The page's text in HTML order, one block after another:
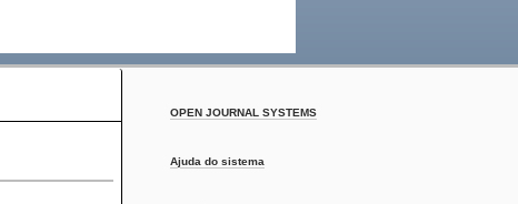
OPEN JOURNAL SYSTEMS
Ajuda do sistema